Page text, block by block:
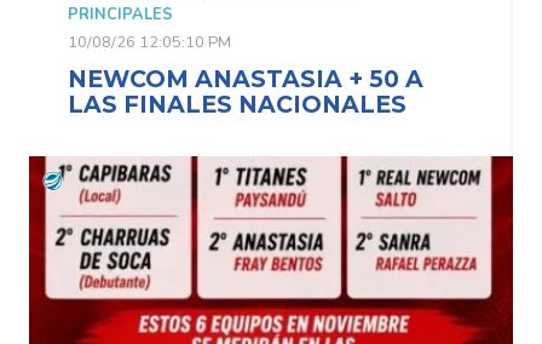
PRINCIPALES
10/08/26 12:05:10 PM
NEWCOM ANASTASIA + 50 A
LAS FINALES NACIONALES